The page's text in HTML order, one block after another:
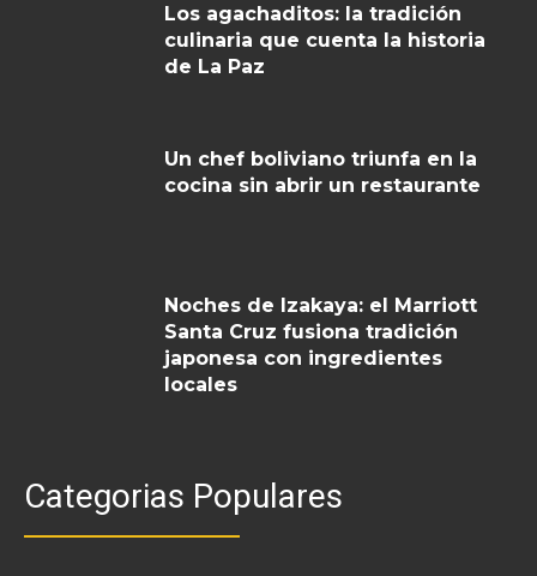
Los agachaditos: la tradición
culinaria que cuenta la historia
de La Paz
Un chef boliviano triunfa en la
cocina sin abrir un restaurante
Noches de Izakaya: el Marriott
Santa Cruz fusiona tradición
japonesa con ingredientes
locales
Categorias Populares